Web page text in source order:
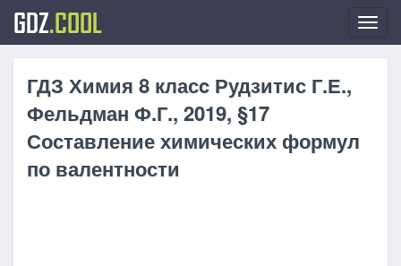
GDZ.COOL
ГДЗ Химия 8 класc Рудзитис Г.Е.,
Фельдман Ф.Г., 2019, §17
Составление химических формул
по валентности